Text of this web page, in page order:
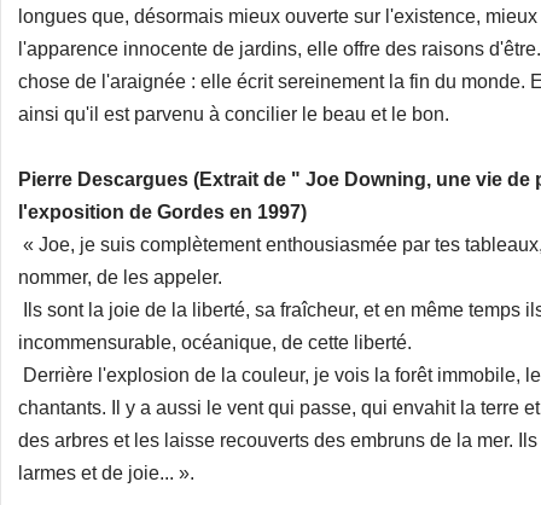
longues que, désormais mieux ouverte sur l'existence,
l'apparence innocente de jardins, elle offre des raisons
chose de l'araignée : elle écrit sereinement la fin du monde.
ainsi qu'il est parvenu à concilier le beau et le bon.
Pierre Descargues (Extrait de " Joe Downing, une vie
l'exposition de Gordes en 1997)
« Joe, je suis complètement enthousiasmée par tes
nommer, de les appeler.
Ils sont la joie de la liberté, sa fraîcheur, et en même temps
incommensurable, océanique, de cette liberté.
Derrière l'explosion de la couleur, je vois la forêt immobile,
chantants. Il y a aussi le vent qui passe, qui envahit la terre
des arbres et les laisse recouverts des embruns de la mer.
larmes et de joie... ».